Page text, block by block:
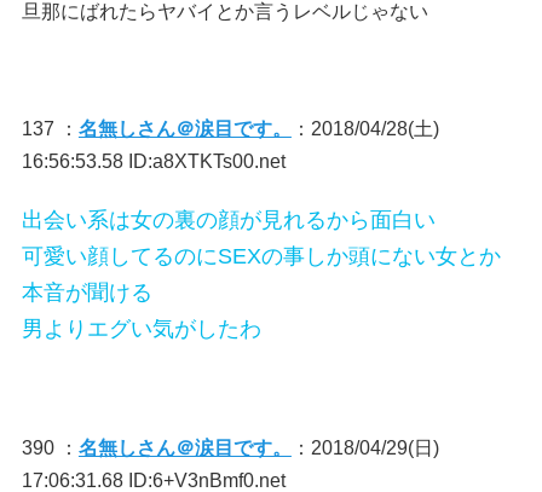
旦那にばれたらヤバイとか言うレベルじゃない
137 ： 名無しさん＠涙目です。
：2018/04/28(土)
16:56:53.58 ID:a8XTKTs00.net
出会い系は女の裏の顔が見れるから面白い
可愛い顔してるのにSEXの事しか頭にない女とか
本音が聞ける
男よりエグい気がしたわ
390 ： 名無しさん＠涙目です。
：2018/04/29(日)
17:06:31.68 ID:6+V3nBmf0.net